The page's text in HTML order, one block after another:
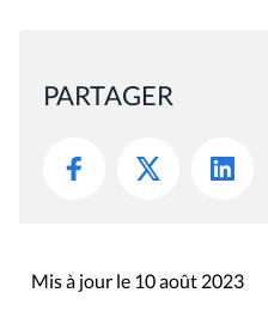
PARTAGER
Mis à jour le 10 août 2023